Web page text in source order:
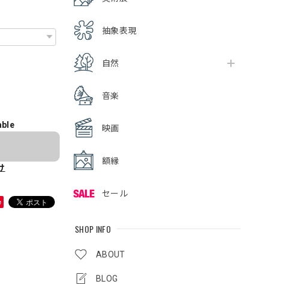
抽象表現
自然
音楽
映画
額縁
セール
SHOP INFO
ABOUT
BLOG